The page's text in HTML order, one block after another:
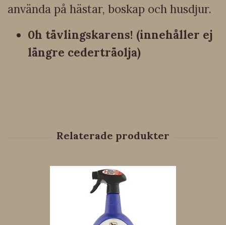
använda på hästar, boskap och husdjur.
0h tävlingskarens! (innehåller ej
längre cederträolja)